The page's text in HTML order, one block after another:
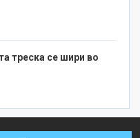
треска се шири во